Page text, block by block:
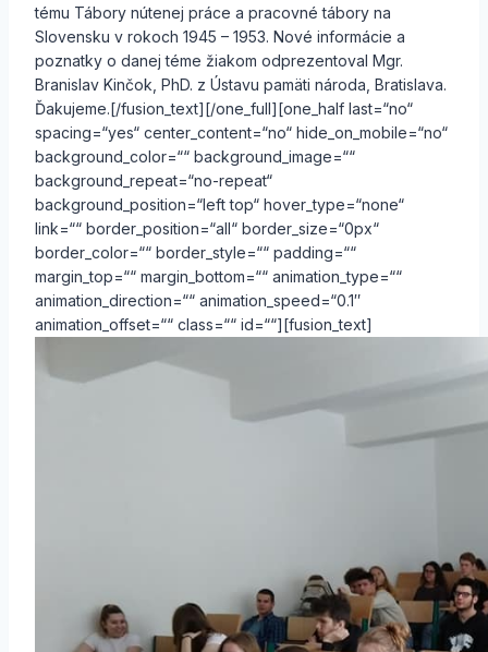
tému Tábory nútenej práce a pracovné tábory na
Slovensku v rokoch 1945 – 1953. Nové informácie a
poznatky o danej téme žiakom odprezentoval Mgr.
Branislav Kinčok, PhD. z Ústavu pamäti národa, Bratislava.
Ďakujeme.[/fusion_text][/one_full][one_half last=“no“
spacing=“yes“ center_content=“no“ hide_on_mobile=“no“
background_color=““ background_image=““
background_repeat=“no-repeat“
background_position=“left top“ hover_type=“none“
link=““ border_position=“all“ border_size=“0px“
border_color=““ border_style=““ padding=““
margin_top=““ margin_bottom=““ animation_type=““
animation_direction=““ animation_speed=“0.1″
animation_offset=““ class=““ id=““][fusion_text]